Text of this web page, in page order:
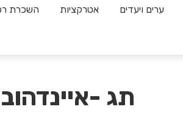
ערים ויעדים אטרקציות השכרת
תג -